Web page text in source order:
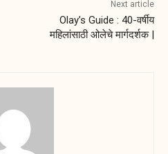
Next article
Olay’s Guide : 40-वर्षीय
महिलांसाठी ओलेचे मार्गदर्शक |